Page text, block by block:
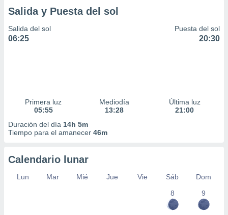
Salida y Puesta del sol
Salida del sol
06:25
Puesta del sol
20:30
Primera luz
05:55
Mediodía
13:28
Última luz
21:00
Duración del día 14h 5m
Tiempo para el amanecer 46m
Calendario lunar
Lun Mar Mié Jue Vie Sáb
Dom
8
9